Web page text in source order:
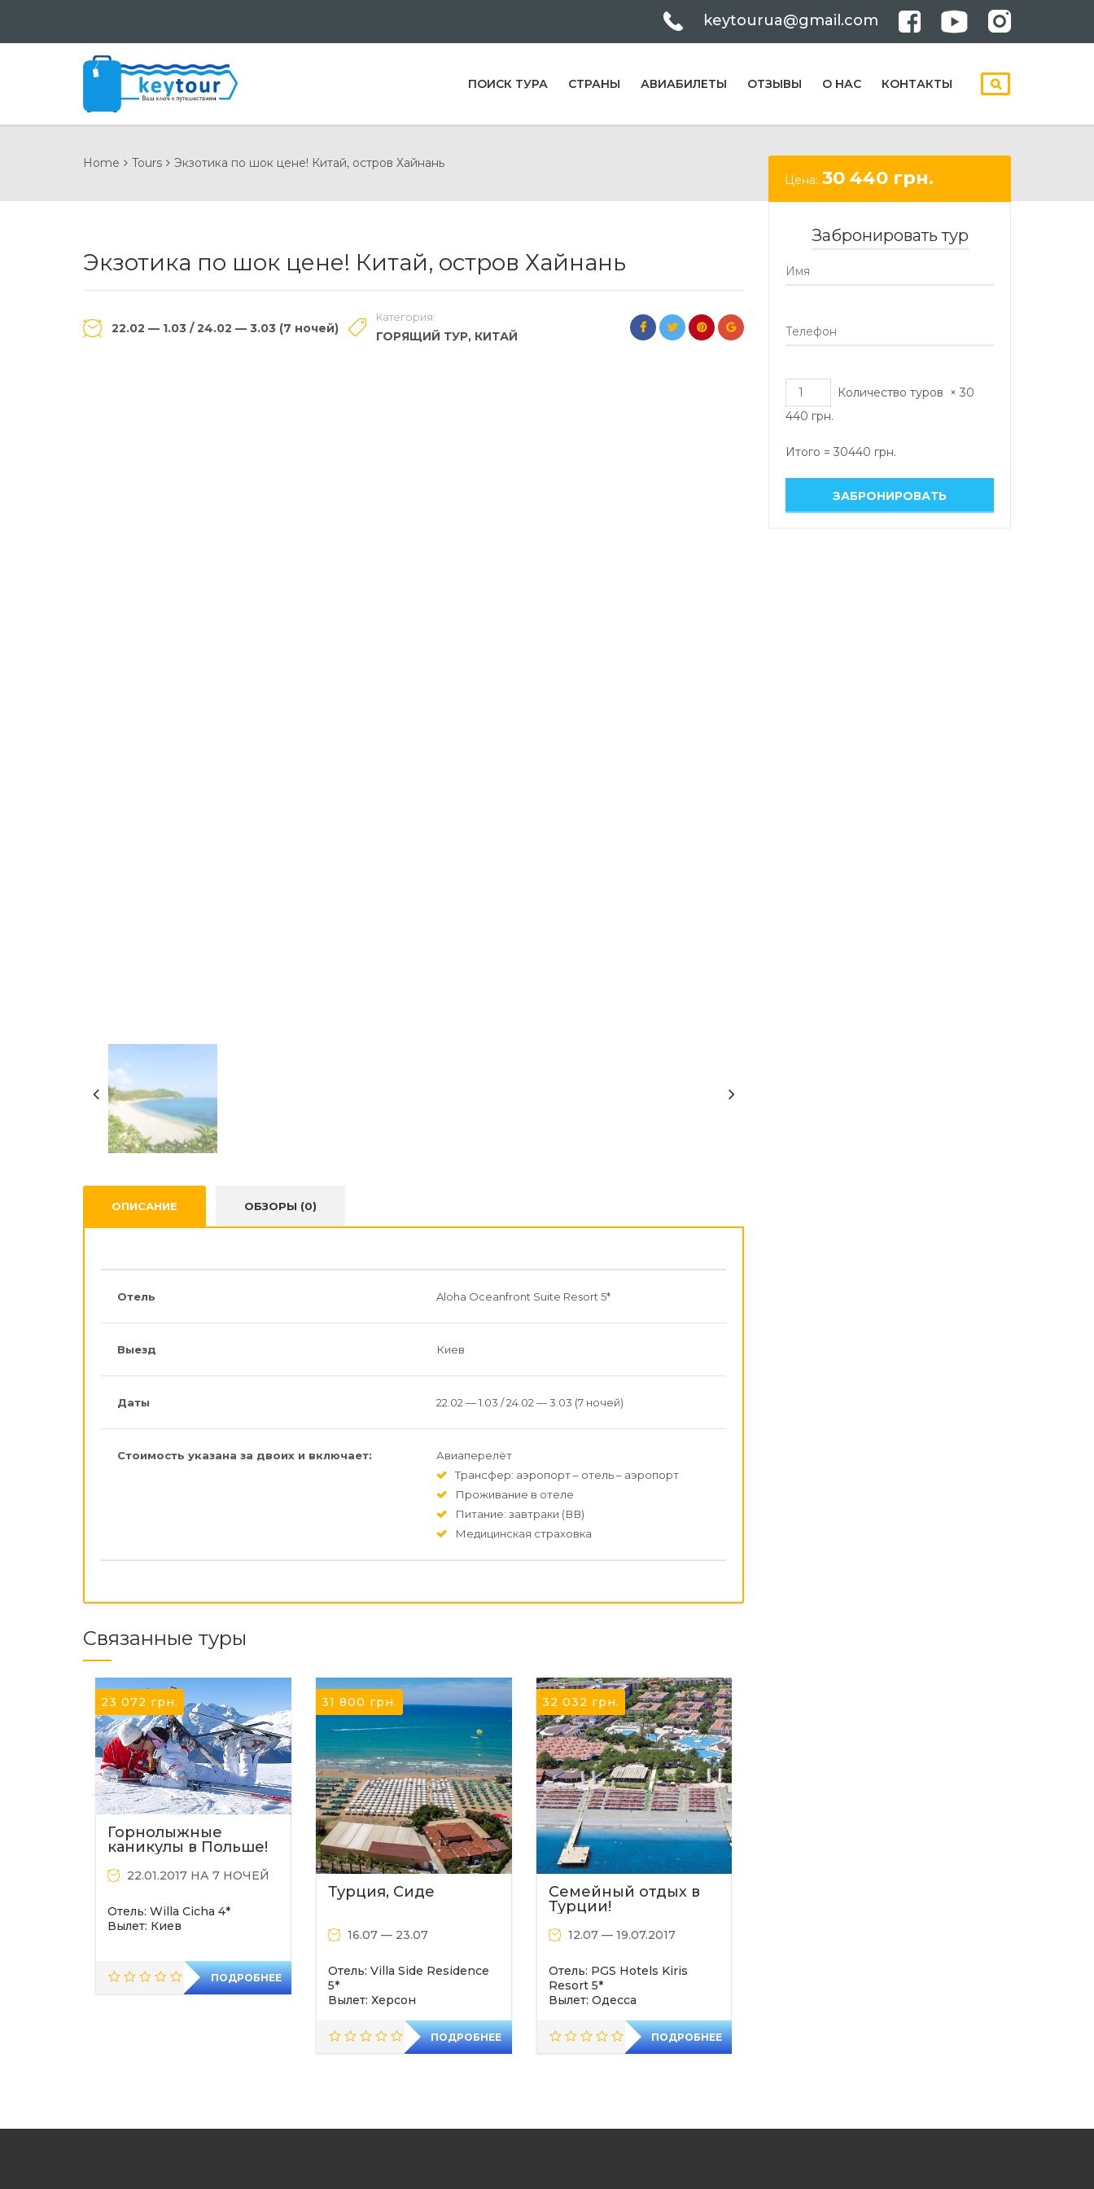
keytourua@gmail.com
ПОИСК ТУРА СТРАНЫ АВИАБИЛЕТЫ ОТЗЫВЫ О НАС КОНТАКТЫ
Home Tours Экзотика по шок цене! Китай, остров Хайнань
Экзотика по шок цене! Китай, остров Хайнань
22.02 — 1.03 / 24.02 — 3.03 (7 ночей)
Категория:
ГОРЯЩИЙ ТУР, КИТАЙ
ОПИСАНИЕ ОБЗОРЫ (0)
Отель Aloha Oceanfront Suite Resort 5*
Выезд Киев
Даты 22.02 — 1.03 / 24.02 — 3.03 (7 ночей)
Стоимость указана за двоих и включает:
Авиаперелёт
Трансфер: аэропорт – отель – аэропорт
Проживание в отеле
Питание: завтраки (ВВ)
Медицинская страховка
Связанные туры
23 072 грн.
Горнолыжные
каникулы в Польше!
22.01.2017 НА 7 НОЧЕЙ
Отель: Willa Cicha 4*
Вылет: Киев
ПОДРОБНЕЕ
31 800 грн.
Турция, Сиде
16.07 — 23.07
Отель: Villa Side Residence
5*
Вылет: Херсон
ПОДРОБНЕЕ
32 032 грн.
Семейный отдых в
Турции!
12.07 — 19.07.2017
Отель: PGS Hotels Kiris
Resort 5*
Вылет: Одесса
ПОДРОБНЕЕ
Цена: 30 440 грн.
Забронировать тур
Количество туров ×30
440 грн.
Итого =30440 грн.